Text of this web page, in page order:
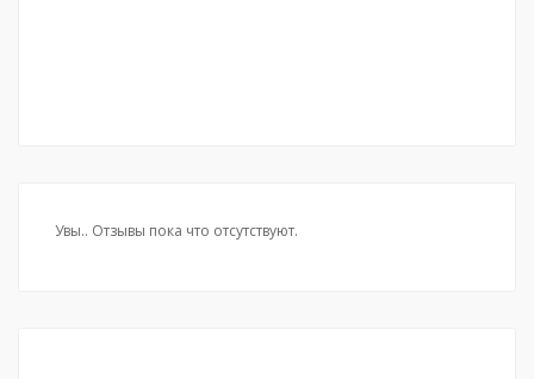
Увы.. Отзывы пока что отсутствуют.